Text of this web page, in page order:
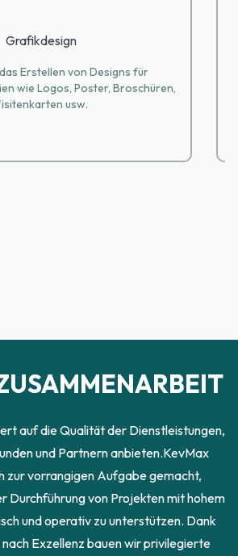
Grafikdesign
Erstellen von Designs für
wie Logos, Poster, Broschüren,
usw.
auf die Qualität der Dienstleistungen,
und Partnern anbieten.KevMax
zur vorrangigen Aufgabe gemacht,
Durchführung von Projekten mit hohem
und operativ zu unterstützen. Dank
Exzellenz bauen wir privilegierte